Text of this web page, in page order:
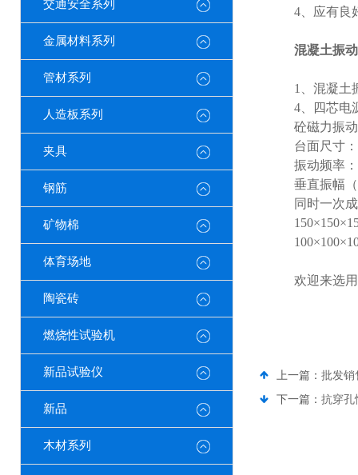
交通安全系列
金属材料系列
管材系列
人造板系列
夹具
钢筋
矿物棉
体育场地
陶瓷砖
燃烧性试验机
新品试验仪
新品
木材系列
4 、应有
混凝土振
1
、混凝土
4 、四芯
砼磁力振
台面尺寸：
振动频率：
垂直振幅
同时一次
150×150×
100×100×
欢迎来选
上一篇： 批发销
下一篇： 抗穿孔